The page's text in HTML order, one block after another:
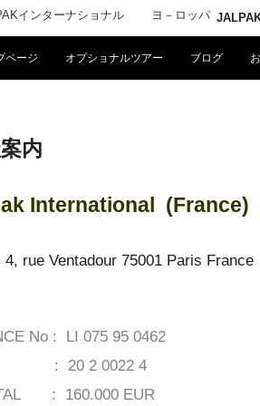
ページ オプショナルツアー ブログ
内
International (France)
rue Ventadour 75001 Paris France
No : LI 075 95 0462
: 20 2 0022 4
: 160.000 EUR